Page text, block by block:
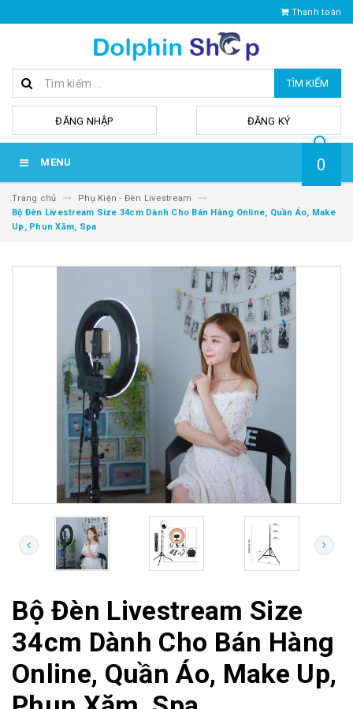
Thanh toán
TÌM KIẾM
ĐĂNG NHẬP ĐĂNG KÝ
MENU 0
Trang chủ
Phụ Kiện - Đèn Livestream
Bộ Đèn Livestream Size 34cm Dành Cho Bán Hàng Online, Quần Áo, Make
Up, Phun Xăm, Spa
Bộ Đèn Livestream Size
34cm Dành Cho Bán Hàng
Online, Quần Áo, Make Up,